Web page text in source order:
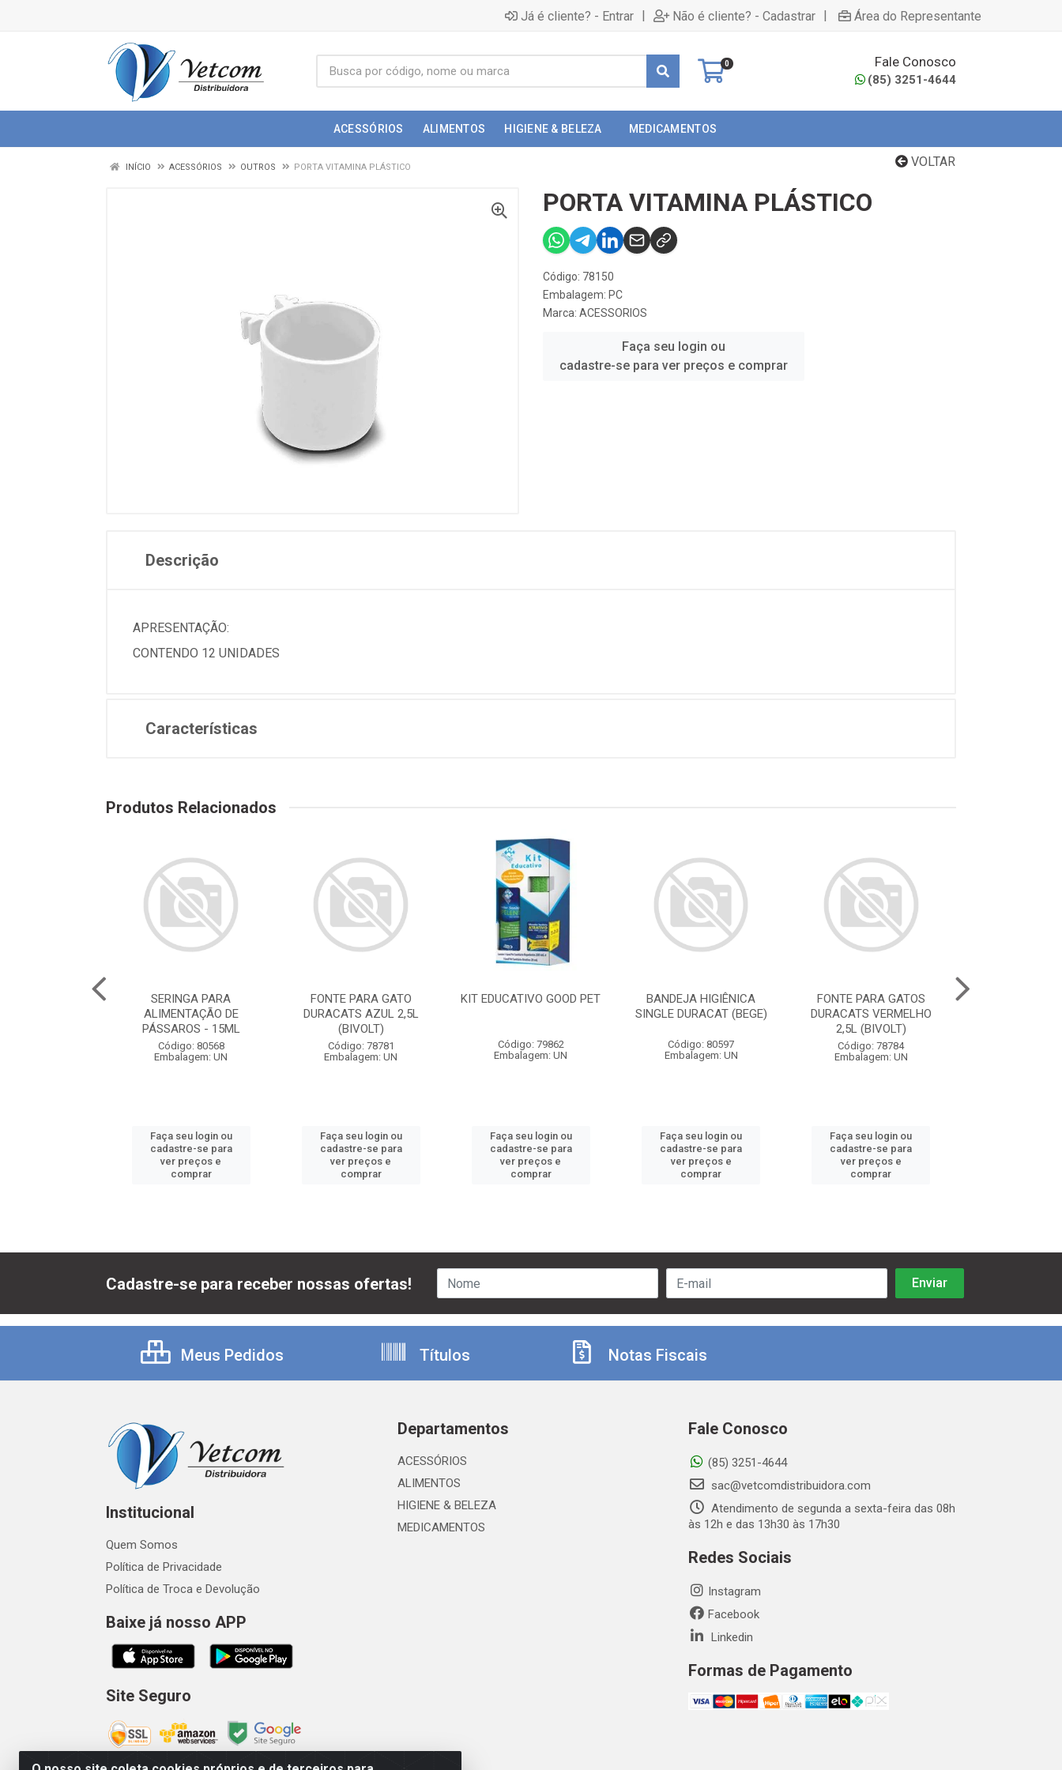
Já é cliente? - Entrar | Não é cliente? - Cadastrar | Área do Representante
0 Fale Conosco
(85) 3251-4644
ACESSÓRIOS ALIMENTOS HIGIENE & BELEZA MEDICAMENTOS
VOLTAR
INÍCIO ACESSÓRIOS OUTROS PORTA VITAMINA PLÁSTICO
PORTA VITAMINA PLÁSTICO
Código: 78150
Embalagem: PC
Marca: ACESSORIOS
Faça seu login ou
cadastre-se para ver preços e comprar
Descrição
APRESENTAÇÃO:
CONTENDO 12 UNIDADES
Características
Produtos Relacionados
SERINGA PARA
ALIMENTAÇÃO DE
PÁSSAROS - 15ML
Código: 80568
Embalagem: UN
Faça seu login ou
cadastre-se para
ver preços e
comprar
FONTE PARA GATO
DURACATS AZUL 2,5L
(BIVOLT)
Código: 78781
Embalagem: UN
Faça seu login ou
cadastre-se para
ver preços e
comprar
KIT EDUCATIVO GOOD PET
Código: 79862
Embalagem: UN
Faça seu login ou
cadastre-se para
ver preços e
comprar
BANDEJA HIGIÊNICA
SINGLE DURACAT (BEGE)
Código: 80597
Embalagem: UN
Faça seu login ou
cadastre-se para
ver preços e
comprar
FONTE PARA GATOS
DURACATS VERMELHO
2,5L (BIVOLT)
Código: 78784
Embalagem: UN
Faça seu login ou
cadastre-se para
ver preços e
comprar
Cadastre-se para receber nossas ofertas!
Meus Pedidos Títulos Notas Fiscais
Institucional
Quem Somos
Política de Privacidade
Política de Troca e Devolução
Baixe já nosso APP
Site Seguro
Departamentos
ACESSÓRIOS
ALIMENTOS
HIGIENE & BELEZA
MEDICAMENTOS
Fale Conosco
(85) 3251-4644
sac@vetcomdistribuidora.com
Atendimento de segunda a sexta-feira das 08h
às 12h e das 13h30 às 17h30
Redes Sociais
Instagram
Facebook
Linkedin
Formas de Pagamento